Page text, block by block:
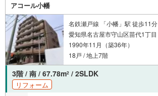
アコール小幡
名鉄瀬戸線 「小幡」駅 徒歩11分
愛知県名古屋市守山区苗代1丁目
1990年11月（築36年）
18戸 / 地上7階
3階 / 南 / 67.78m2 / 2SLDK
リフォーム